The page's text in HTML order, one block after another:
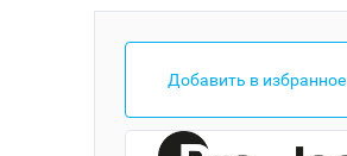
Добавить в избранное